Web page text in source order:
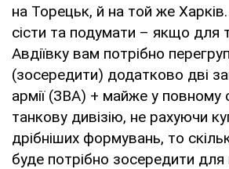
на Торецьк, й на той же
сісти та подумати – якщо для
Авдіївку вам потрібно
(зосередити) додатково дві
армії (ЗВА) + майже у повному
танкову дивізію, не рахуючи
дрібніших формувань, то
буде потрібно зосередити для